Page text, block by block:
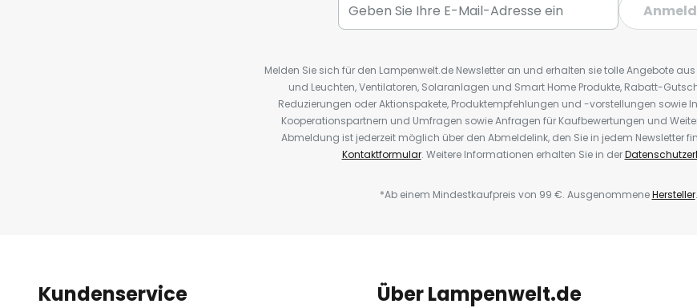
Melden Sie sich für den Lampenwelt.de Newsletter an und erhalten sie tolle Angebote
und Leuchten, Ventilatoren, Solaranlagen und Smart Home Produkte, Rabatt-
Reduzierungen oder Aktionspakete, Produktempfehlungen und -vorstellungen sowie
Kooperationspartnern und Umfragen sowie Anfragen für Kaufbewertungen und
Abmeldung ist jederzeit möglich über den Abmeldelink, den Sie in jedem Newsletter
Kontaktformular. Weitere Informationen erhalten Sie in der
*Ab einem Mindestkaufpreis von 99 €. AusgenommeneHersteller.
Kundenservice Über Lampenwelt.de